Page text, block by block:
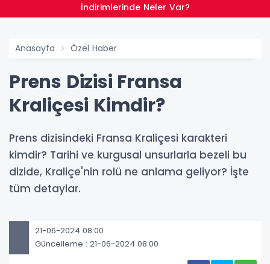
İndirimlerinde Neler Var?
Anasayfa Özel Haber
Prens Dizisi Fransa
Kraliçesi Kimdir?
Prens dizisindeki Fransa Kraliçesi karakteri
kimdir? Tarihi ve kurgusal unsurlarla bezeli bu
dizide, Kraliçe'nin rolü ne anlama geliyor? İşte
tüm detaylar.
21-06-2024 08:00
Güncelleme : 21-06-2024 08:00